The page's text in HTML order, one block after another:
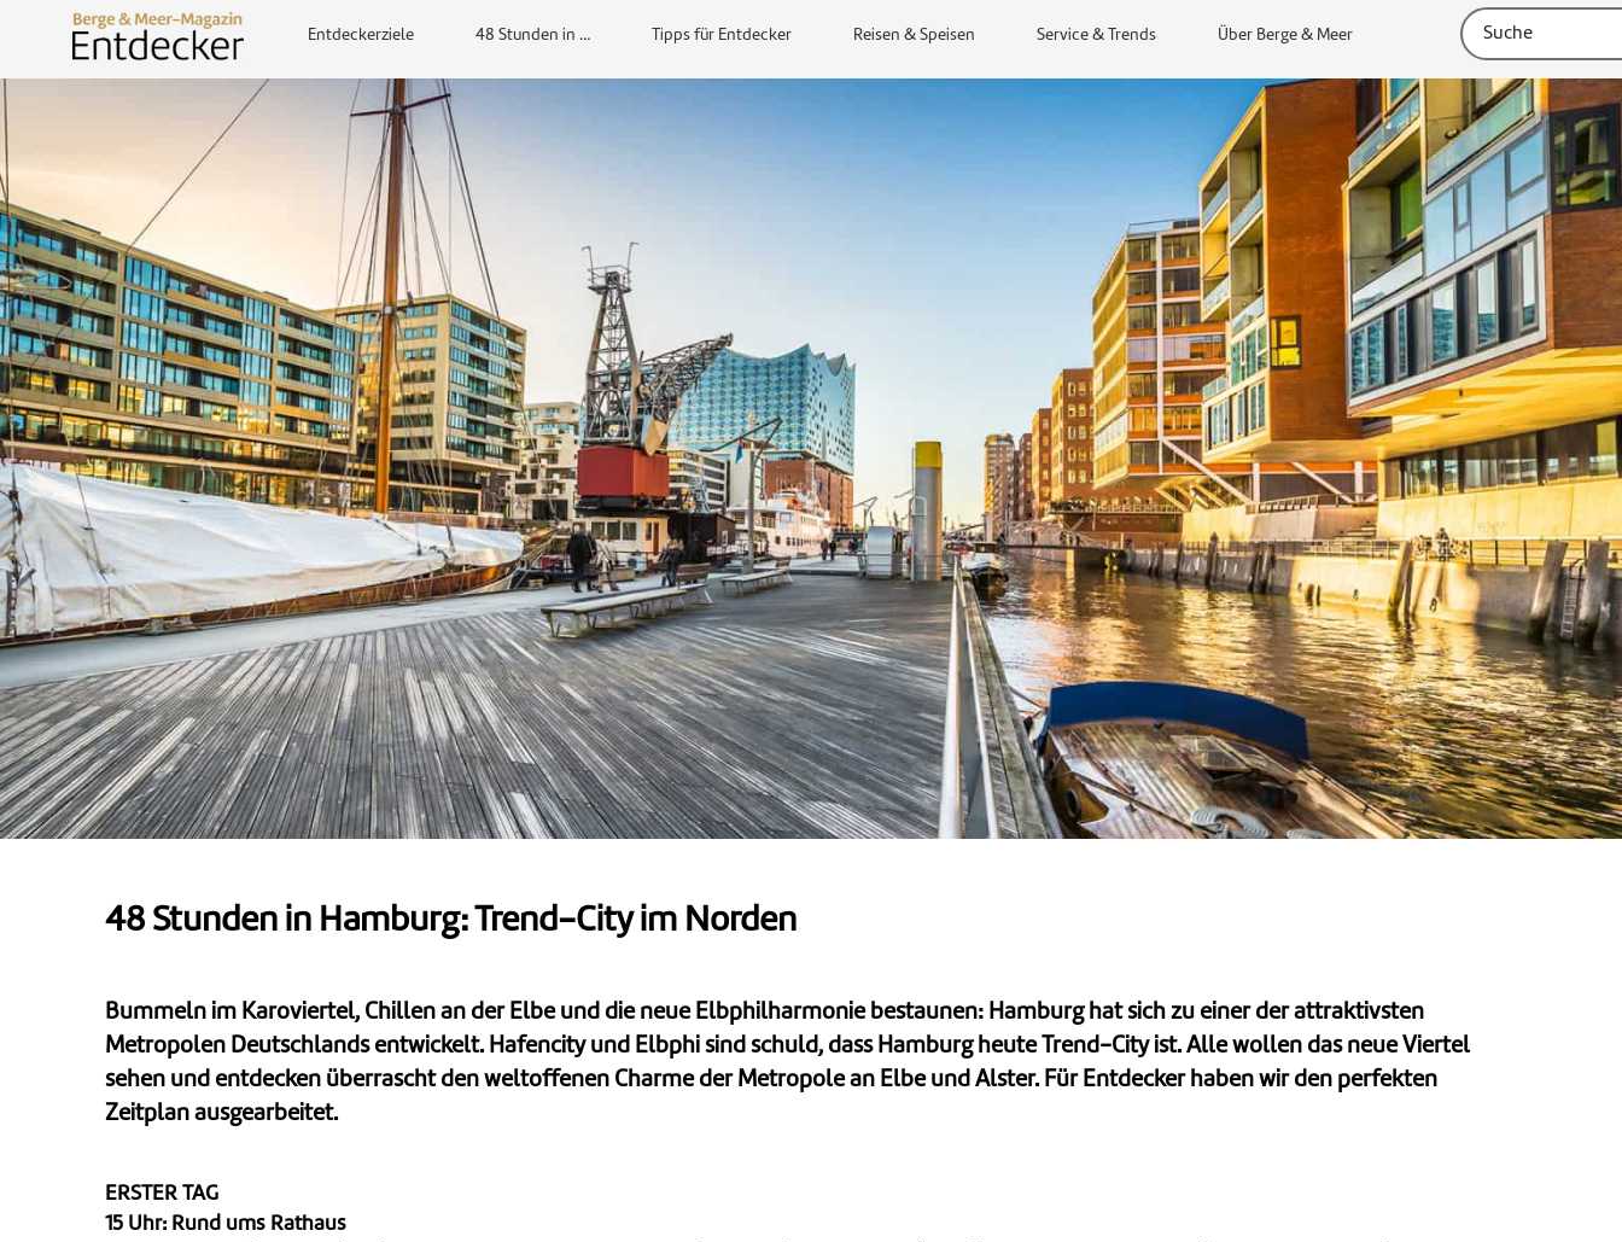
Entdeckerziele 48 Stunden in … Tipps für Entdecker Reisen & Speisen Service & Trends Über Berge & Meer
48 Stunden in Hamburg: Trend-City im Norden
Bummeln im Karoviertel, Chillen an der Elbe und die neue Elbphilharmonie bestaunen: Hamburg hat sich zu einer der attraktivsten
Metropolen Deutschlands entwickelt. Hafencity und Elbphi sind schuld, dass Hamburg heute Trend-City ist. Alle wollen das neue Viertel
sehen und entdecken überrascht den weltoffenen Charme der Metropole an Elbe und Alster. Für Entdecker haben wir den perfekten
Zeitplan ausgearbeitet.
ERSTER TAG
15 Uhr: Rund ums Rathaus